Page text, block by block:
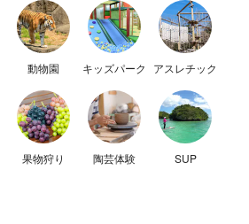
動物園 キッズパーク アスレチック
果物狩り 陶芸体験 SUP